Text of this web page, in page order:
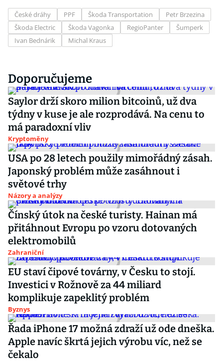
České dráhy PPF Škoda Transportation
Petr Brzezina
Škoda Electric
Škoda Vagonka RegioPanter
Šumperk
Ivan Bednárik
Michal Kraus
Doporučujeme
Saylor drží skoro milion bitcoinů, už dva
týdny v kuse je ale rozprodává. Na cenu to
má paradoxní vliv
Kryptoměny
USA po 28 letech použily mimořádný zásah.
Japonský problém může zasáhnout i
světové trhy
Názory a analýzy
Čínský útok na české turisty. Hainan má
přitáhnout Evropu po vzoru dotovaných
elektromobilů
Zahraniční
EU staví čipové továrny, v Česku to stojí.
Investici v Rožnově za 44 miliard
komplikuje zapeklitý problém
Byznys
Řada iPhone 17 možná zdraží už ode dneška.
Apple navíc škrtá jejich výrobu víc, než se
čekalo